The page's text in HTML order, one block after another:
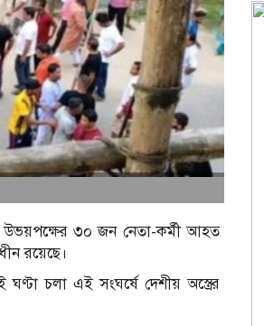
উভয়পক্ষের ৩০ জন নেতা-কর্মী আহত
রয়েছে।
চলা এই সংঘর্ষে দেশীয় অস্ত্রের